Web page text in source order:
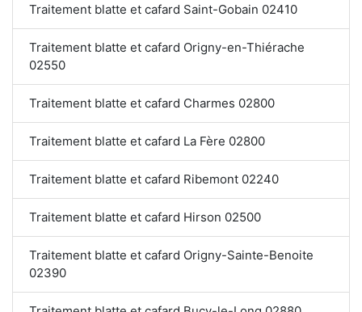
Traitement blatte et cafard Saint-Gobain 02410
Traitement blatte et cafard Origny-en-Thiérache
02550
Traitement blatte et cafard Charmes 02800
Traitement blatte et cafard La Fère 02800
Traitement blatte et cafard Ribemont 02240
Traitement blatte et cafard Hirson 02500
Traitement blatte et cafard Origny-Sainte-Benoite
02390